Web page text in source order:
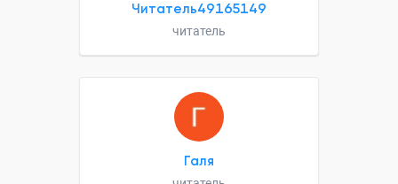
Читатель49165149
читатель
Галя